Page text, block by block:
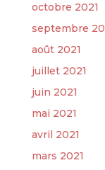
octobre 2021
septembre
août 2021
juillet 2021
juin 2021
mai 2021
avril 2021
mars 2021